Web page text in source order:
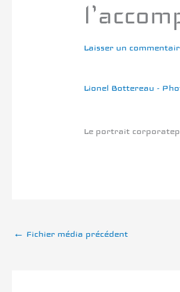
Laisser un
Lionel Bottereau -
Le portrait
← Fichier média précédent